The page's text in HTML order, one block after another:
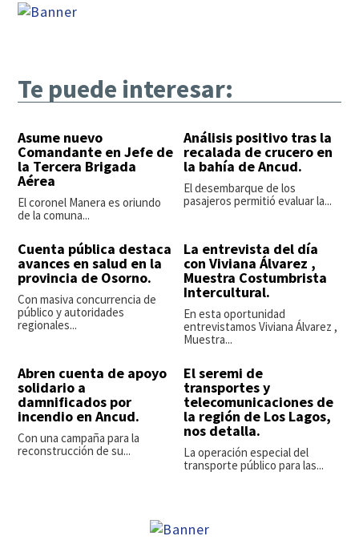
Te puede interesar:
Asume nuevo
Comandante en Jefe de
la Tercera Brigada
Aérea
El coronel Manera es oriundo
de la comuna...
Análisis positivo tras la
recalada de crucero en
la bahía de Ancud.
El desembarque de los
pasajeros permitió evaluar la...
Cuenta pública destaca
avances en salud en la
provincia de Osorno.
Con masiva concurrencia de
público y autoridades
regionales...
La entrevista del día
con Viviana Álvarez ,
Muestra Costumbrista
Intercultural.
En esta oportunidad
entrevistamos Viviana Álvarez ,
Muestra...
Abren cuenta de apoyo
solidario a
damnificados por
incendio en Ancud.
Con una campaña para la
reconstrucción de su...
El seremi de
transportes y
telecomunicaciones de
la región de Los Lagos,
nos detalla.
La operación especial del
transporte público para las...